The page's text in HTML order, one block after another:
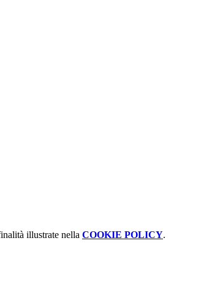
illustrate nella COOKIE POLICY.